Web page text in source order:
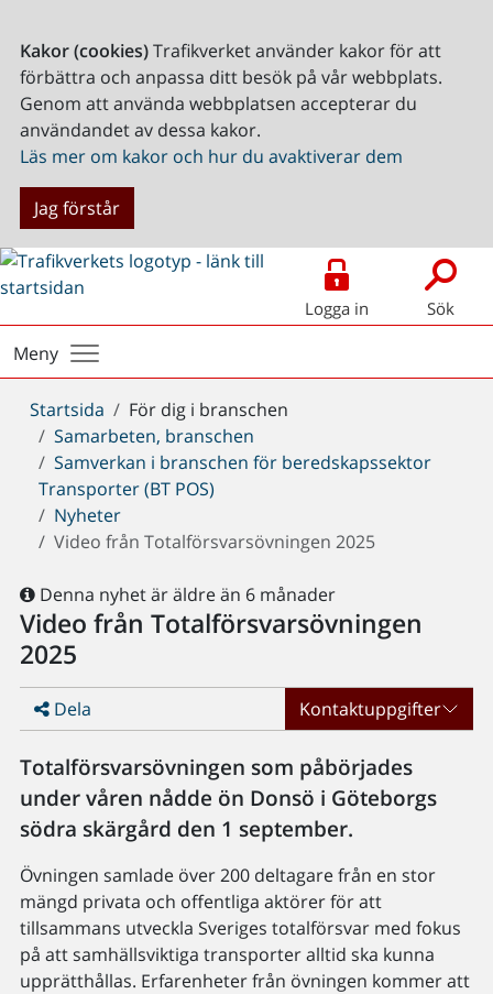
Kakor (cookies)Trafikverket använder kakor för att
förbättra och anpassa ditt besök på vår webbplats.
Genom att använda webbplatsen accepterar du
användandet av dessa kakor.
Läs mer om kakor och hur du avaktiverar dem
Jag förstår
Logga in Sök
Meny
Du
är
här:
Startsida
För dig i branschen
Samarbeten, branschen
Samverkan i branschen för beredskapssektor
Transporter (BT POS)
Nyheter
Video från Totalförsvarsövningen 2025
Denna nyhet är äldre än 6 månader
Video från Totalförsvarsövningen
2025
Dela Kontaktuppgifter
Totalförsvarsövningen som påbörjades
under våren nådde ön Donsö i Göteborgs
södra skärgård den 1 september.
Övningen samlade över 200 deltagare från en stor
mängd privata och offentliga aktörer för att
tillsammans utveckla Sveriges totalförsvar med fokus
på att samhällsviktiga transporter alltid ska kunna
upprätthållas. Erfarenheter från övningen kommer att